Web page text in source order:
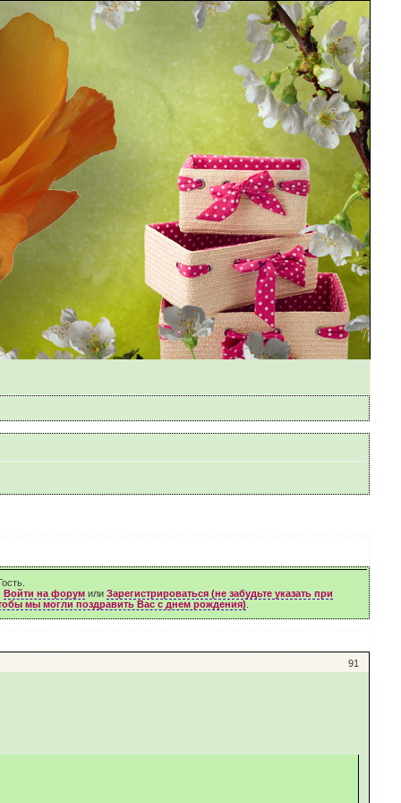
Войти на форумили Зарегистрироваться (не забудьте указать при
мы могли поздравить Вас с днем рождения)
91